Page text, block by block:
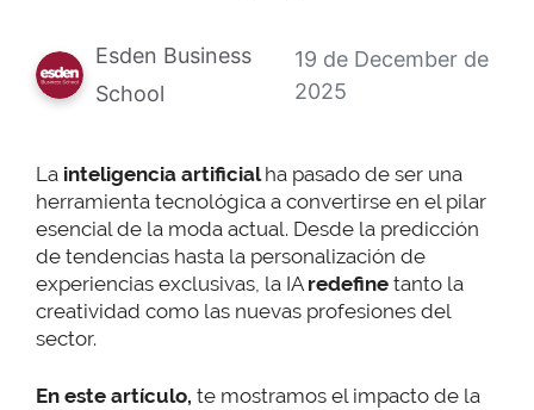
Esden Business
School
19 de December de
2025
La inteligencia artificialha pasado de ser una
herramienta tecnológica a convertirse en el pilar
esencial de la moda actual. Desde la predicción
de tendencias hasta la personalización de
experiencias exclusivas, la IA redefine tanto la
creatividad como las nuevas profesiones del
sector.
En este artículo, te mostramos el impacto de la